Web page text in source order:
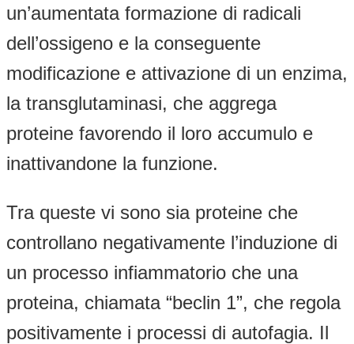
un’aumentata formazione di radicali
dell’ossigeno e la conseguente
modificazione e attivazione di un enzima,
la transglutaminasi, che aggrega
proteine favorendo il loro accumulo e
inattivandone la funzione.
Tra queste vi sono sia proteine che
controllano negativamente l’induzione di
un processo infiammatorio che una
proteina, chiamata “beclin 1”, che regola
positivamente i processi di autofagia. Il